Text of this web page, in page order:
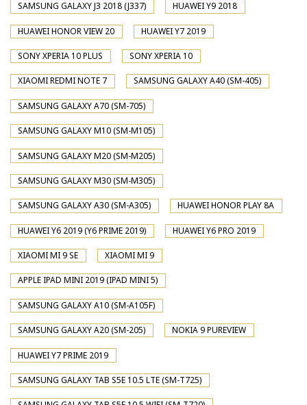
SAMSUNG GALAXY J3 2018 (J337) HUAWEI Y9 2018
HUAWEI HONOR VIEW 20 HUAWEI Y7 2019
SONY XPERIA 10 PLUS SONY XPERIA 10
XIAOMI REDMI NOTE 7 SAMSUNG GALAXY A40 (SM-405)
SAMSUNG GALAXY A70 (SM-705)
SAMSUNG GALAXY M10 (SM-M105)
SAMSUNG GALAXY M20 (SM-M205)
SAMSUNG GALAXY M30 (SM-M305)
SAMSUNG GALAXY A30 (SM-A305) HUAWEI HONOR PLAY 8A
HUAWEI Y6 2019 (Y6 PRIME 2019) HUAWEI Y6 PRO 2019
XIAOMI MI 9 SE XIAOMI MI 9
APPLE IPAD MINI 2019 (IPAD MINI 5)
SAMSUNG GALAXY A10 (SM-A105F)
SAMSUNG GALAXY A20 (SM-205) NOKIA 9 PUREVIEW
HUAWEI Y7 PRIME 2019
SAMSUNG GALAXY TAB S5E 10.5 LTE (SM-T725)